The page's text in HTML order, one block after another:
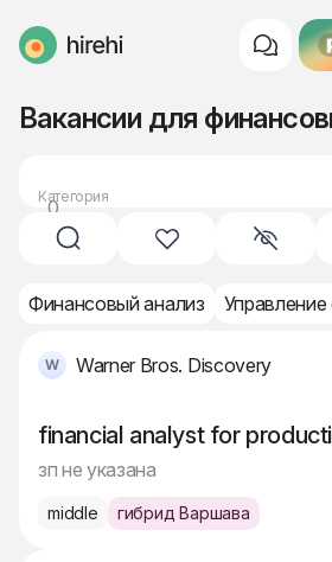
HireHi
Категория
финансы
0
Финансовый анализ
Warner Bros. Discovery
financial analyst for
зп не указана
middle гибрид Варшава